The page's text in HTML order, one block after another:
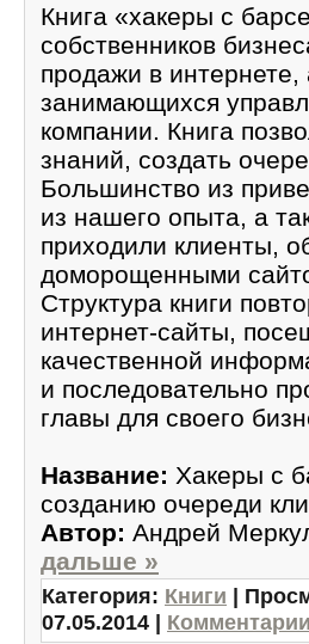
Книга «хакеры с
собственников
продажи в интернете,
занимающихся
компании. Книга
знаний, создать
Большинство из
из нашего опыта, а
приходили клиенты,
доморощенными
Структура книги
интернет-сайты,
качественной
и последовательно
главы для своего
Название: Хакеры с
созданию очереди
Автор: Андрей
дальше »
Категория: Книги |
07.05.2014 |